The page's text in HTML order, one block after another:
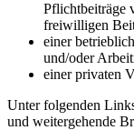
Pflichtbeiträge
freiwilligen
einer
und/oder
einer privaten
Unter folgenden
und weitergehende